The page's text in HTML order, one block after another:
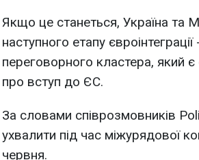
Якщо це станеться, Україна та
наступного етапу
переговорного кластера, який
про вступ до ЄС.
За словами співрозмовників
ухвалити під час міжурядової
червня.